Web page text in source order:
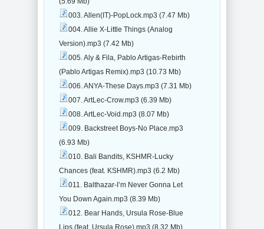
003. Allen(IT)-PopLock.mp3 (7.47 Mb)
004. Allie X-Little Things (Analog
Version).mp3 (7.42 Mb)
005. Aly & Fila, Pablo Artigas-Rebirth
(Pablo Artigas Remix).mp3 (10.73 Mb)
006. ANYA-These Days.mp3 (7.31 Mb)
007. ArtLec-Crow.mp3 (6.39 Mb)
008. ArtLec-Void.mp3 (8.07 Mb)
009. Backstreet Boys-No Place.mp3
(6.93 Mb)
010. Bali Bandits, KSHMR-Lucky
Chances (feat. KSHMR).mp3 (6.2 Mb)
011. Balthazar-I’m Never Gonna Let
You Down Again.mp3 (8.39 Mb)
012. Bear Hands, Ursula Rose-Blue
Lips (feat. Ursula Rose).mp3 (8.32 Mb)